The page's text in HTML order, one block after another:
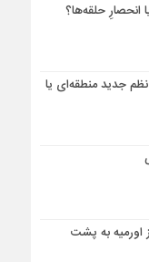
حلقه‌ها؟
نظم جدید منطقه‌ای یا
اورمیه به پشت